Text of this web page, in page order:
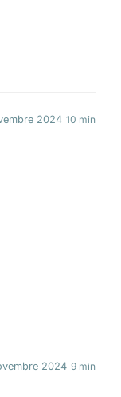
2024 10 min
2024 9 min